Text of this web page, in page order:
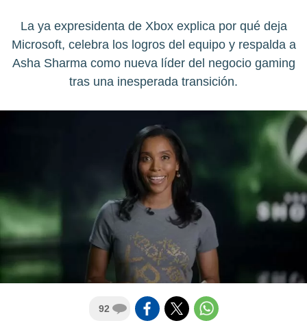
La ya expresidenta de Xbox explica por qué deja
Microsoft, celebra los logros del equipo y respalda a
Asha Sharma como nueva líder del negocio gaming
tras una inesperada transición.
92